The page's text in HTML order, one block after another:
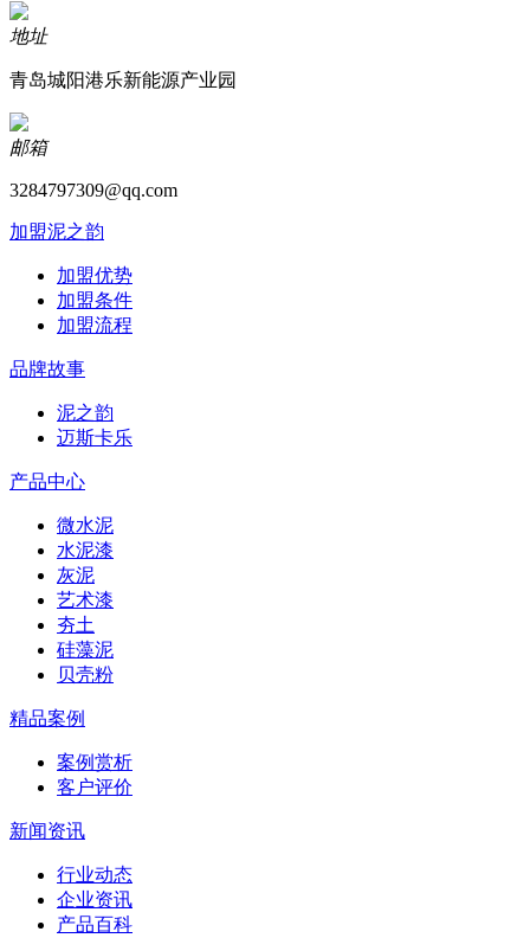
地址
青岛城阳港乐新能源产业园
邮箱
3284797309@qq.com
加盟泥之韵
加盟优势
加盟条件
加盟流程
品牌故事
泥之韵
迈斯卡乐
产品中心
微水泥
水泥漆
灰泥
艺术漆
夯土
硅藻泥
贝壳粉
精品案例
案例赏析
客户评价
新闻资讯
行业动态
企业资讯
产品百科